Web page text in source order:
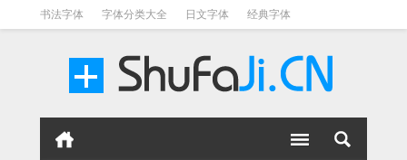
书法字体 字体分类大全 日文字体 经典字体